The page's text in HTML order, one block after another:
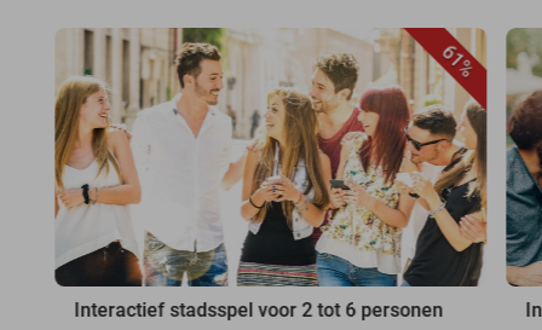
61%
Interactief stadsspel voor 2 tot 6 personen